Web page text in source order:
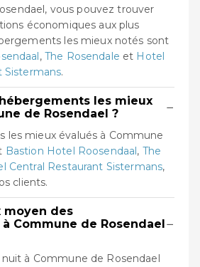
vous pouvez trouver
économiques aux plus
les mieux notés sont
, The Rosendale et Hotel
Sistermans.
les mieux
de Rosendael ?
−
les mieux évalués à Commune
Bastion Hotel Roosendaal, The
Central Restaurant Sistermans,
clients.
moyen des
Commune de Rosendael−
à Commune de Rosendael